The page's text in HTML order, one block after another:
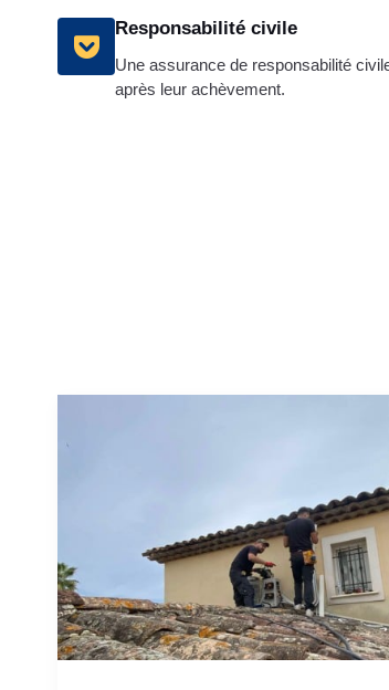
Responsabilité civile
Une assurance de responsabilité
après leur achèvement.